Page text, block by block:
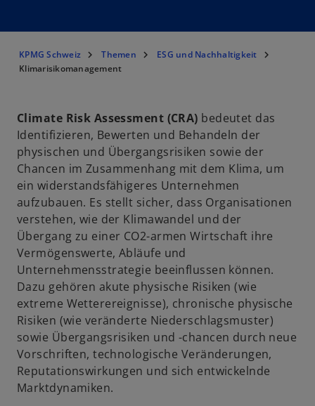
KPMG Schweiz Themen
ESG und Nachhaltigkeit
Klimarisikomanagement
Climate Risk Assessment (CRA) bedeutet das
Identifizieren, Bewerten und Behandeln der
physischen und Übergangsrisiken sowie der
Chancen im Zusammenhang mit dem Klima, um
ein widerstandsfähigeres Unternehmen
aufzubauen. Es stellt sicher, dass Organisationen
verstehen, wie der Klimawandel und der
Übergang zu einer CO2-armen Wirtschaft ihre
Vermögenswerte, Abläufe und
Unternehmensstrategie beeinflussen können.
Dazu gehören akute physische Risiken (wie
extreme Wetterereignisse), chronische physische
Risiken (wie veränderte Niederschlagsmuster)
sowie Übergangsrisiken und -chancen durch neue
Vorschriften, technologische Veränderungen,
Reputationswirkungen und sich entwickelnde
Marktdynamiken.